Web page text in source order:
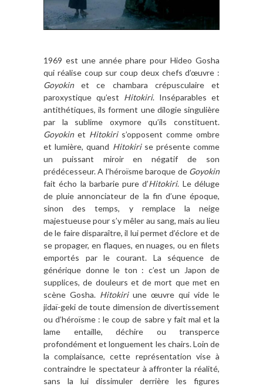
1969 est une année phare pour Hideo Gosha
qui réalise coup sur coup deux chefs d’œuvre :
Goyokinet ce chambara crépusculaire et
paroxystique qu’est Hitokiri. Inséparables et
antithétiques, ils forment une dilogie singulière
par la sublime oxymore qu’ils constituent.
Goyokinet Hitokiris’opposent comme ombre
et lumière, quand Hitokirise présente comme
un puissant miroir en négatif de son
prédécesseur. A l’héroïsme baroque de Goyokin
fait écho la barbarie pure d’Hitokiri. Le déluge
de pluie annonciateur de la fin d’une époque,
sinon des temps, y remplace la neige
majestueuse pour s’y mêler au sang, mais au lieu
de le faire disparaître, il lui permet d’éclore et de
se propager, en flaques, en nuages, ou en filets
emportés par le courant. La séquence de
générique donne le ton : c’est un Japon de
supplices, de douleurs et de mort que met en
scène Gosha. Hitokiriune œuvre qui vide le
jidaï-geki de toute dimension de divertissement
ou d’héroïsme : le coup de sabre y fait mal et la
lame entaille, déchire ou transperce
profondément et longuement les chairs. Loin de
la complaisance, cette représentation vise à
contraindre le spectateur à affronter la réalité,
sans la lui dissimuler derrière les figures